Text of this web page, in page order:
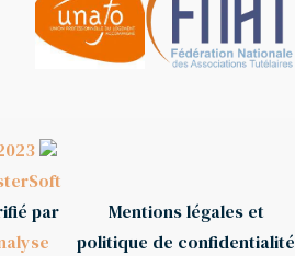
par
Mentions légales et
politique de confidentialité